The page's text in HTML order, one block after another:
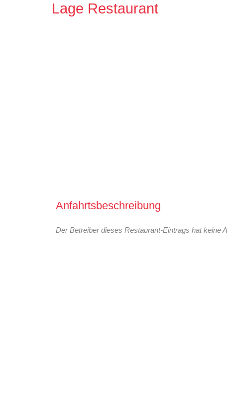
Lage Restaurant
Anfahrtsbeschreibung
Der Betreiber dieses Restaurant-Eintrags hat keine